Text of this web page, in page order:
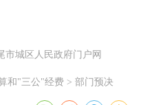
市城区人民政府门户网
和"三公"经费 > 部门预决